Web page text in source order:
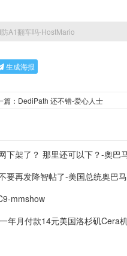
A1翻车吗-HostMario
生成海报
篇：DediPath 还不错-爱心人士
下架了？ 那里还可以下？-奧巴
要再发降智帖了-美国总统奥巴马
mmshow
年月付款14元美国洛杉矶Cera